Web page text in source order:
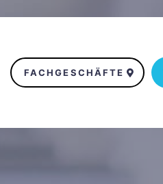
FACHGESCHÄFTE